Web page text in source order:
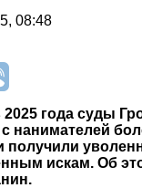
08:48
года суды
нанимателей
получили
искам. Об